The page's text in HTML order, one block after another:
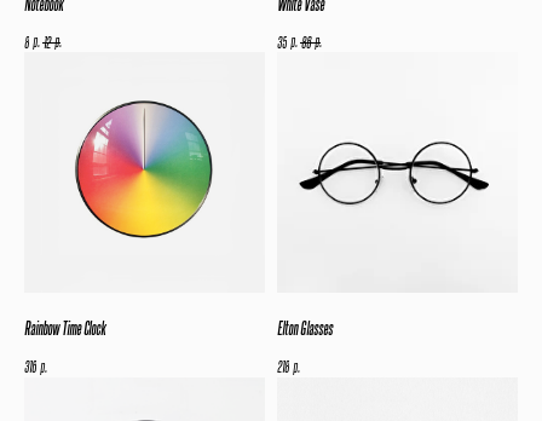
8 р. 12 р. 35 р. 86 р.
Rainbow Time Clock
316 р.
Elton Glasses
218 р.